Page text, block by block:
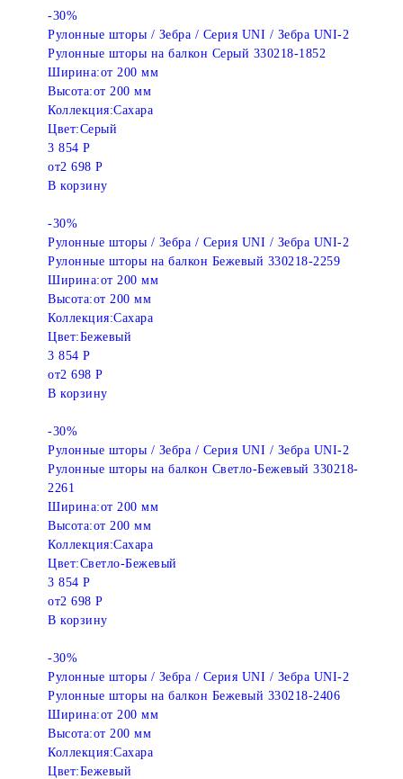
-30%
Рулонные шторы / Зебра / Серия UNI / Зебра UNI-2
Рулонные шторы на балкон Серый 330218-1852
Ширина:от 200 мм
Высота:от 200 мм
Коллекция:Сахара
Цвет:Серый
3 854 Р
от2 698 Р
В корзину
-30%
Рулонные шторы / Зебра / Серия UNI / Зебра UNI-2
Рулонные шторы на балкон Бежевый 330218-2259
Ширина:от 200 мм
Высота:от 200 мм
Коллекция:Сахара
Цвет:Бежевый
3 854 Р
от2 698 Р
В корзину
-30%
Рулонные шторы / Зебра / Серия UNI / Зебра UNI-2
Рулонные шторы на балкон Светло-Бежевый 330218-
2261
Ширина:от 200 мм
Высота:от 200 мм
Коллекция:Сахара
Цвет:Светло-Бежевый
3 854 Р
от2 698 Р
В корзину
-30%
Рулонные шторы / Зебра / Серия UNI / Зебра UNI-2
Рулонные шторы на балкон Бежевый 330218-2406
Ширина:от 200 мм
Высота:от 200 мм
Коллекция:Сахара
Цвет:Бежевый